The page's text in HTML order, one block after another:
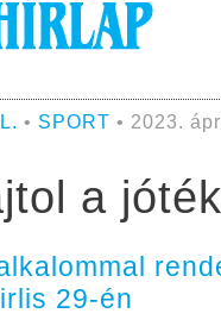
• SPORT • 2023.
a
29-én